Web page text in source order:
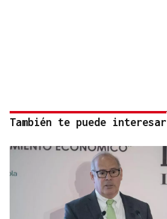
También te puede interesar